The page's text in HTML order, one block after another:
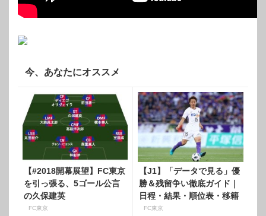
今、あなたにオススメ
【#2018開幕展望】FC東京
を引っ張る、5ゴール公言
の久保建英
FC東京
【J1】「データで見る」優
勝＆残留争い徹底ガイド｜
日程・結果・順位表・移籍
FC東京